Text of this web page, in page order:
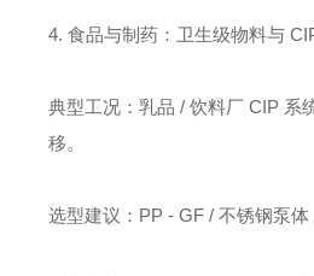
4. 食品与制药：卫生级物料与
典型工况：乳品 / 饮料厂 CIP 系
移。
选型建议：PP - GF / 不锈钢泵